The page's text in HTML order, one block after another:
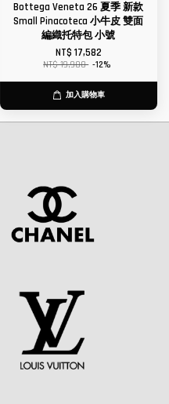
Bottega Veneta 26 夏季 新款
Small Pinacoteca 小牛皮 雙面
編織托特包 小號
NT$ 17,582
NT$ 19,980 -12%
加入購物車